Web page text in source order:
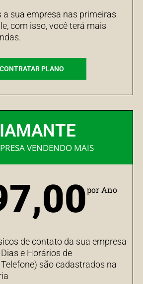
a sua empresa nas primeiras
com isso, você terá mais
CONTRATAR PLANO
VENDENDO MAIS
por Ano
de contato da sua empresa
e Horários de
são cadastrados na